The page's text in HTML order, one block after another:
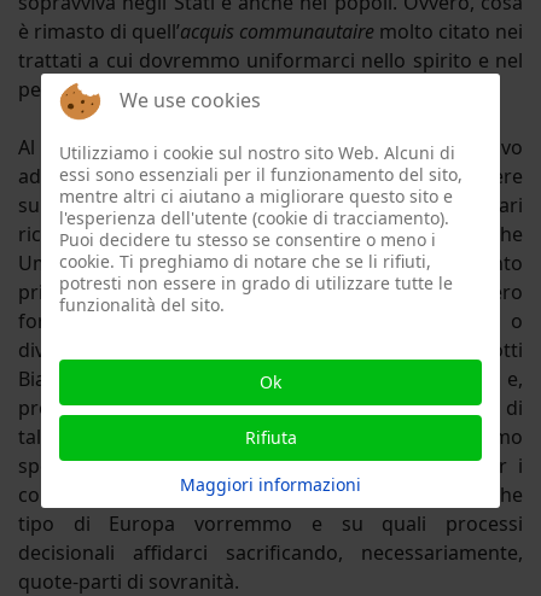
è rimasto di quell’acquis communautaire molto citato nei
trattati a cui dovremmo uniformarci nello spirito e nel
pensiero. Ma non solo.
Al di là dell’aspetto tecnico, importante ma successivo
ad ogni progetto, forse si dovrebbe discutere
sull’europeismo come formula di convivenza, magari
ricordandoci, proprio perché la scuola se ne titola, che
Umberto Zanotti Bianco fu un europeista convinto
prim’ancora che le formule diPaneuropaprendessero
forma nelle pagine di un quotidiano tedesco o
diventassero
a Ventotene. Forse Zanotti
Bianco aveva un’idea diversa di questa Europa e,
probabilmente, si potrebbe partire dall’europeismo di
tale profonda personalità – di cui ce ne dimentichiamo
spesso salvo celebrarlo più per ilnomenche per i
contenuti del suo pensiero - per approdare poi a che
tipo di Europa vorremmo e su quali processi
decisionali affidarci sacrificando, necessariamente,
quote-parti di sovranità.
We use cookies
Utilizziamo i cookie sul nostro sito Web. Alcuni di
essi sono essenziali per il funzionamento del sito,
mentre altri ci aiutano a migliorare questo sito e
l'esperienza dell'utente (cookie di tracciamento).
Puoi decidere tu stesso se consentire o meno i
cookie. Ti preghiamo di notare che se li rifiuti,
potresti non essere in grado di utilizzare tutte le
funzionalità del sito.
Ok
Rifiuta
Maggiori informazioni